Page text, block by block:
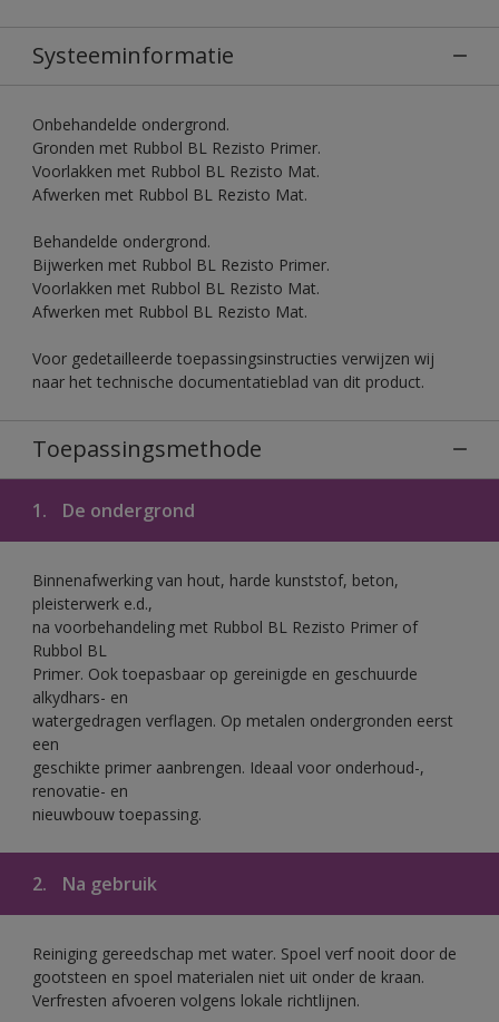
Systeeminformatie
Onbehandelde ondergrond.
Gronden met Rubbol BL Rezisto Primer.
Voorlakken met Rubbol BL Rezisto Mat.
Afwerken met Rubbol BL Rezisto Mat.
Behandelde ondergrond.
Bijwerken met Rubbol BL Rezisto Primer.
Voorlakken met Rubbol BL Rezisto Mat.
Afwerken met Rubbol BL Rezisto Mat.
Voor gedetailleerde toepassingsinstructies verwijzen wij
naar het technische documentatieblad van dit product.
Toepassingsmethode
1. De ondergrond
Binnenafwerking van hout, harde kunststof, beton,
pleisterwerk e.d.,
na voorbehandeling met Rubbol BL Rezisto Primer of
Rubbol BL
Primer. Ook toepasbaar op gereinigde en geschuurde
alkydhars- en
watergedragen verflagen. Op metalen ondergronden eerst
een
geschikte primer aanbrengen. Ideaal voor onderhoud-,
renovatie- en
nieuwbouw toepassing.
2. Na gebruik
Reiniging gereedschap met water. Spoel verf nooit door de
gootsteen en spoel materialen niet uit onder de kraan.
Verfresten afvoeren volgens lokale richtlijnen.